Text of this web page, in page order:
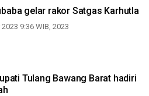
gelar rakor Satgas Karhutla
9:36 WIB, 2023
Tulang Bawang Barat hadiri